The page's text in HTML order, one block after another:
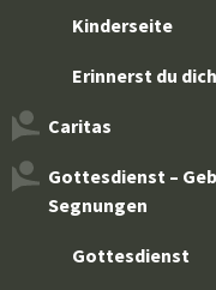
Kinderseite
Erinnerst du
Caritas
Gottesdienst –
Segnungen
Gottesdienst